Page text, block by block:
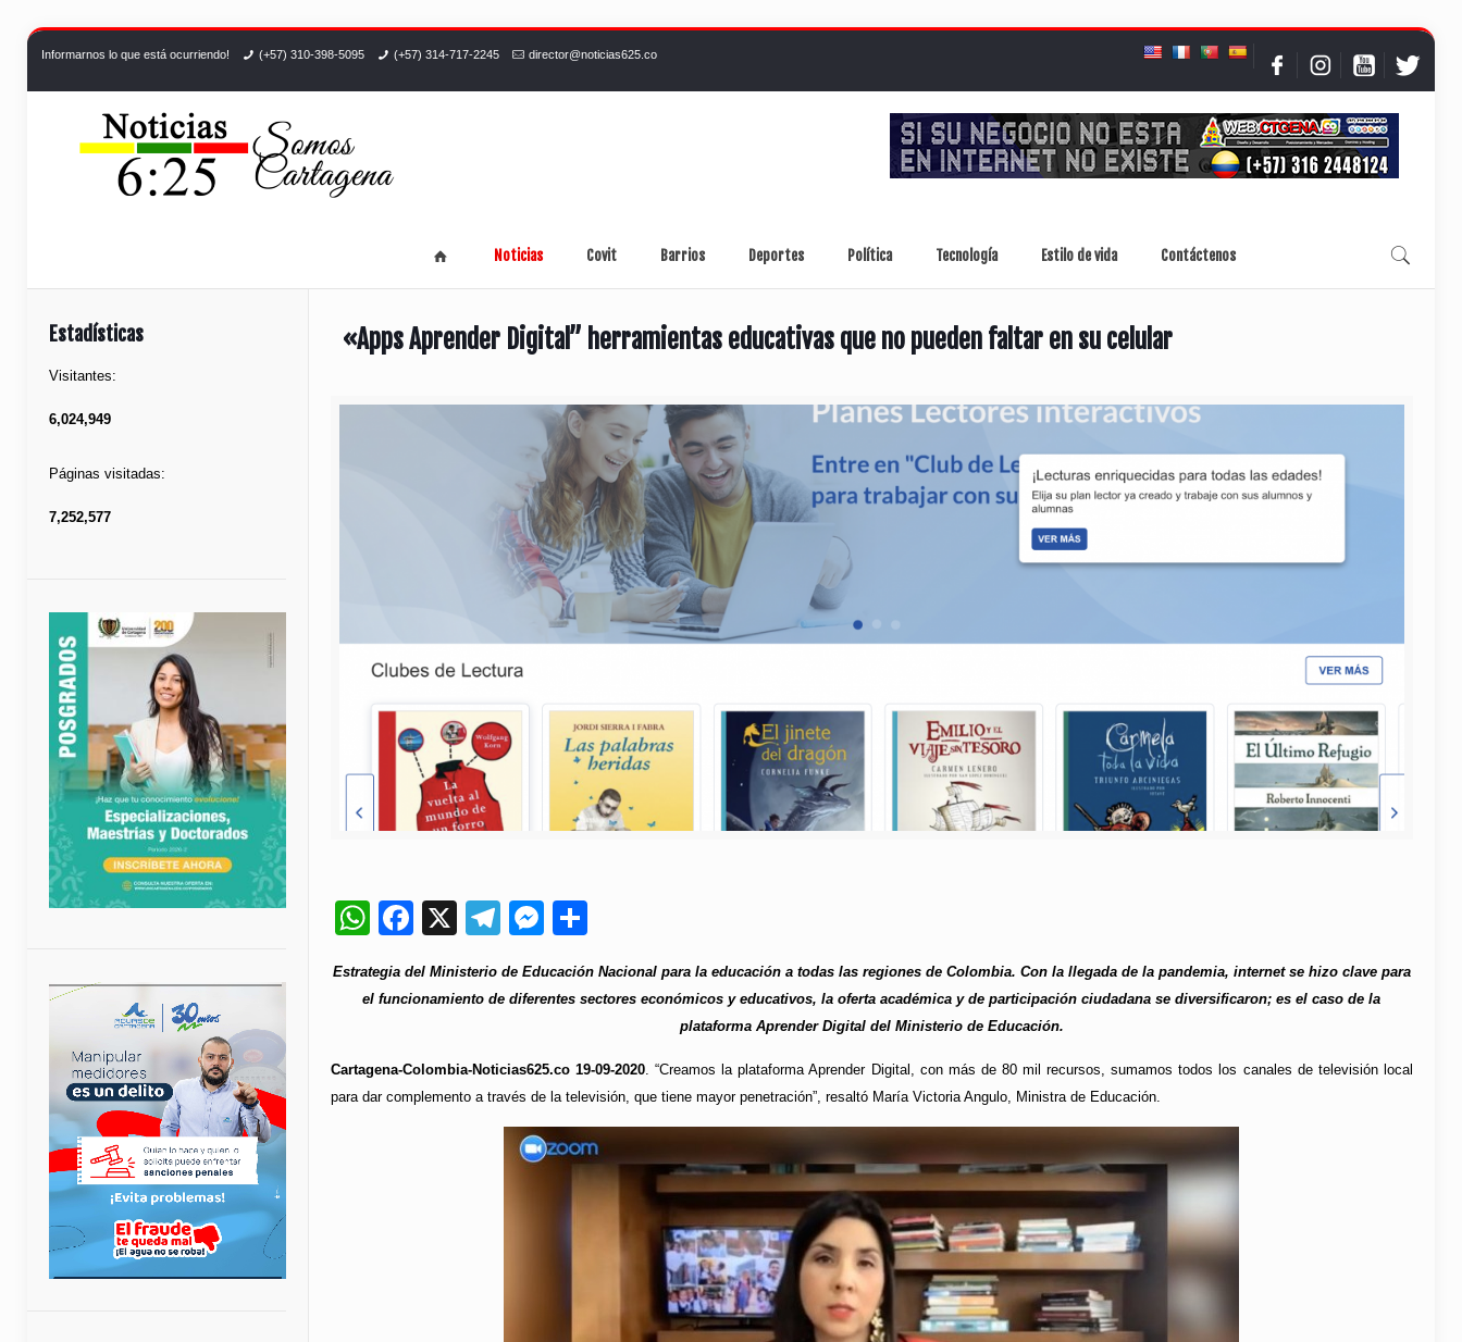
Informarnos lo que está ocurriendo! (+57) 310-398-5095 (+57) 314-717-2245 director@noticias625.co
Noticias Covit Barrios Deportes Política Tecnología Estilo de vida Contáctenos
«Apps Aprender Digital” herramientas educativas que no pueden faltar en su celular
WhatsApp
Facebook
X Telegram
Messenger
Estrategia del Ministerio de Educación Nacional para la educación a todas las regiones de Colombia. Con la llegada de la pandemia, internet se hizo clave para
el funcionamiento de diferentes sectores económicos y educativos, la oferta académica y de participación ciudadana se diversificaron; es el caso de la
plataforma Aprender Digital del Ministerio de Educación.
Cartagena-Colombia-Noticias625.co 19-09-2020. “Creamos la plataforma Aprender Digital, con más de 80 mil recursos, sumamos todos los canales de televisión local
para dar complemento a través de la televisión, que tiene mayor penetración”, resaltó María Victoria Angulo, Ministra de Educación.
Estadísticas
Visitantes:
6,024,949
Páginas visitadas:
7,252,577